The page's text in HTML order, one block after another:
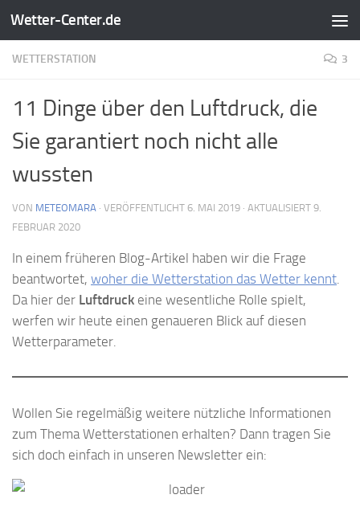
Zum Inhalt springen
Wetter-Center.de
WETTERSTATION 3
11 Dinge über den Luftdruck, die
Sie garantiert noch nicht alle
wussten
VON METEOMARA · VERÖFFENTLICHT 6. MAI 2019 · AKTUALISIERT 9.
FEBRUAR 2020
In einem früheren Blog-Artikel haben wir die Frage
beantwortet, woher die Wetterstation das Wetter kennt.
Da hier der Luftdruck eine wesentliche Rolle spielt,
werfen wir heute einen genaueren Blick auf diesen
Wetterparameter.
Wollen Sie regelmäßig weitere nützliche Informationen
zum Thema Wetterstationen erhalten? Dann tragen Sie
sich doch einfach in unseren Newsletter ein: